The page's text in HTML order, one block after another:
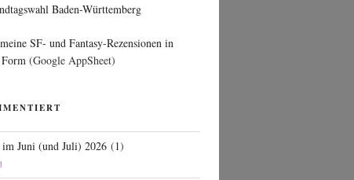
Baden-Württemberg
SF- und Fantasy-Rezensionen in
(Google AppSheet)
Juni (und Juli) 2026 (1)